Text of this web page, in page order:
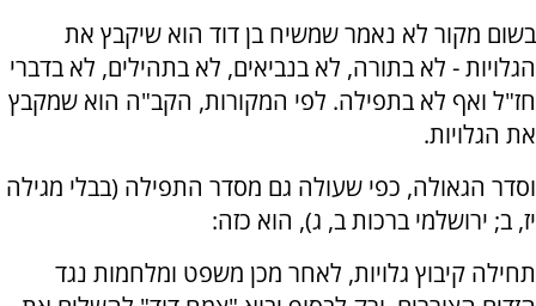
בשום מקור לא נאמר שמשיח בן דוד הוא שיקבץ את
הגלויות - לא בתורה, לא בנביאים, לא בתהילים, לא בדברי
חז"ל ואף לא בתפילה. לפי המקורות, הקב"ה הוא שמקבץ
את הגלויות.
וסדר הגאולה, כפי שעולה גם מסדר התפילה (בבלי מגילה
יז, ב; ירושלמי ברכות ב, ג), הוא כזה:
תחילה קיבוץ גלויות, לאחר מכן משפט ומלחמות נגד